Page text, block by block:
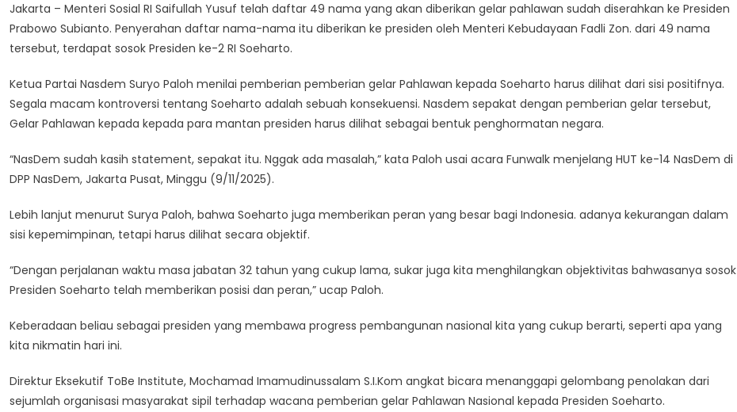
Pemberian
Gelar
Pahlawan
Presiden
Ke
2,
Adalah
Bagian
Perjalanan
RI
Jakarta – Menteri Sosial RI Saifullah Yusuf telah daftar 49 nama yang akan diberikan gelar pahlawan sudah diserahkan ke Presiden
Prabowo Subianto. Penyerahan daftar nama-nama itu diberikan ke presiden oleh Menteri Kebudayaan Fadli Zon. dari 49 nama
tersebut, terdapat sosok Presiden ke-2 RI Soeharto.
Ketua Partai Nasdem Suryo Paloh menilai pemberian pemberian gelar Pahlawan kepada Soeharto harus dilihat dari sisi positifnya.
Segala macam kontroversi tentang Soeharto adalah sebuah konsekuensi. Nasdem sepakat dengan pemberian gelar tersebut,
Gelar Pahlawan kepada kepada para mantan presiden harus dilihat sebagai bentuk penghormatan negara.
“NasDem sudah kasih statement, sepakat itu. Nggak ada masalah,” kata Paloh usai acara Funwalk menjelang HUT ke-14 NasDem di
DPP NasDem, Jakarta Pusat, Minggu (9/11/2025).
Lebih lanjut menurut Surya Paloh, bahwa Soeharto juga memberikan peran yang besar bagi Indonesia. adanya kekurangan dalam
sisi kepemimpinan, tetapi harus dilihat secara objektif.
“Dengan perjalanan waktu masa jabatan 32 tahun yang cukup lama, sukar juga kita menghilangkan objektivitas bahwasanya sosok
Presiden Soeharto telah memberikan posisi dan peran,” ucap Paloh.
Keberadaan beliau sebagai presiden yang membawa progress pembangunan nasional kita yang cukup berarti, seperti apa yang
kita nikmatin hari ini.
Direktur Eksekutif ToBe Institute, Mochamad Imamudinussalam S.I.Kom angkat bicara menanggapi gelombang penolakan dari
sejumlah organisasi masyarakat sipil terhadap wacana pemberian gelar Pahlawan Nasional kepada Presiden Soeharto.